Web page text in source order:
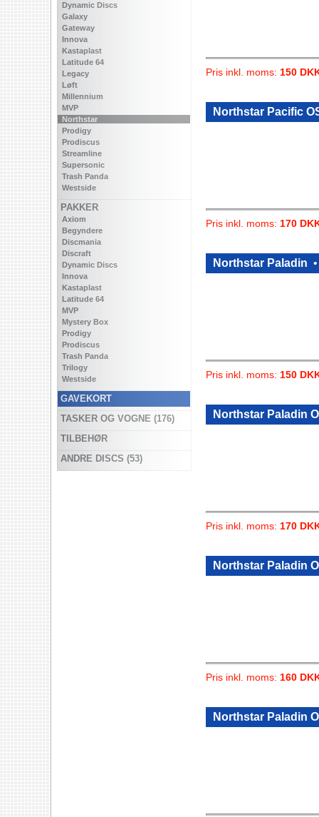
Dynamic Discs
Galaxy
Gateway
Innova
Kastaplast
Latitude 64
Legacy
Løft
Millennium
MVP
Northstar
Prodigy
Prodiscus
Streamline
Supersonic
Trash Panda
Westside
PAKKER
Axiom
Begyndere
Discmania
Discraft
Dynamic Discs
Innova
Kastaplast
Latitude 64
MVP
Mystery Box
Prodigy
Prodiscus
Trash Panda
Trilogy
Westside
GAVEKORT
TASKER OG VOGNE (176)
TILBEHØR
ANDRE DISCS (53)
Pris inkl. moms: 150
Northstar Pacific
Pris inkl. moms: 170
Northstar Paladin
Pris inkl. moms: 150
Northstar Paladin
Pris inkl. moms: 170
Northstar Paladin
Pris inkl. moms: 160
Northstar Paladin